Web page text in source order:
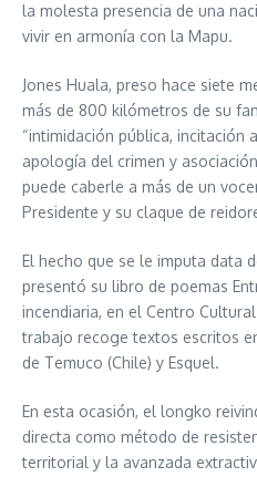
la molesta presencia de una
vivir en armonía con la Mapu.
Jones Huala, preso hace siete
más de 800 kilómetros de su
“intimidación pública, incitación
apología del crimen y
puede caberle a más de un
Presidente y su claque de
El hecho que se le imputa data
presentó su libro de poemas
incendiaria, en el Centro
trabajo recoge textos escritos
de Temuco (Chile) y Esquel.
En esta ocasión, el longko
directa como método de
territorial y la avanzada